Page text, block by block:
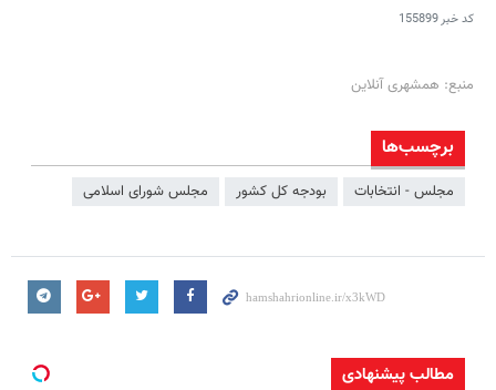
کد خبر155899
منبع: همشهری آنلاین
برچسب‌ها
مجلس - انتخابات بودجه کل کشور مجلس شورای اسلامی
مطالب پیشنهادی